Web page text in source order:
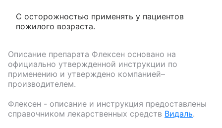
С осторожностью применять у пациентов
пожилого возраста.
Описание препарата Флексен основано на
официально утвержденной инструкции по
применению и утверждено компанией–
производителем.
Флексен - описание и инструкция предоставлены
справочником лекарственных средств Видаль.